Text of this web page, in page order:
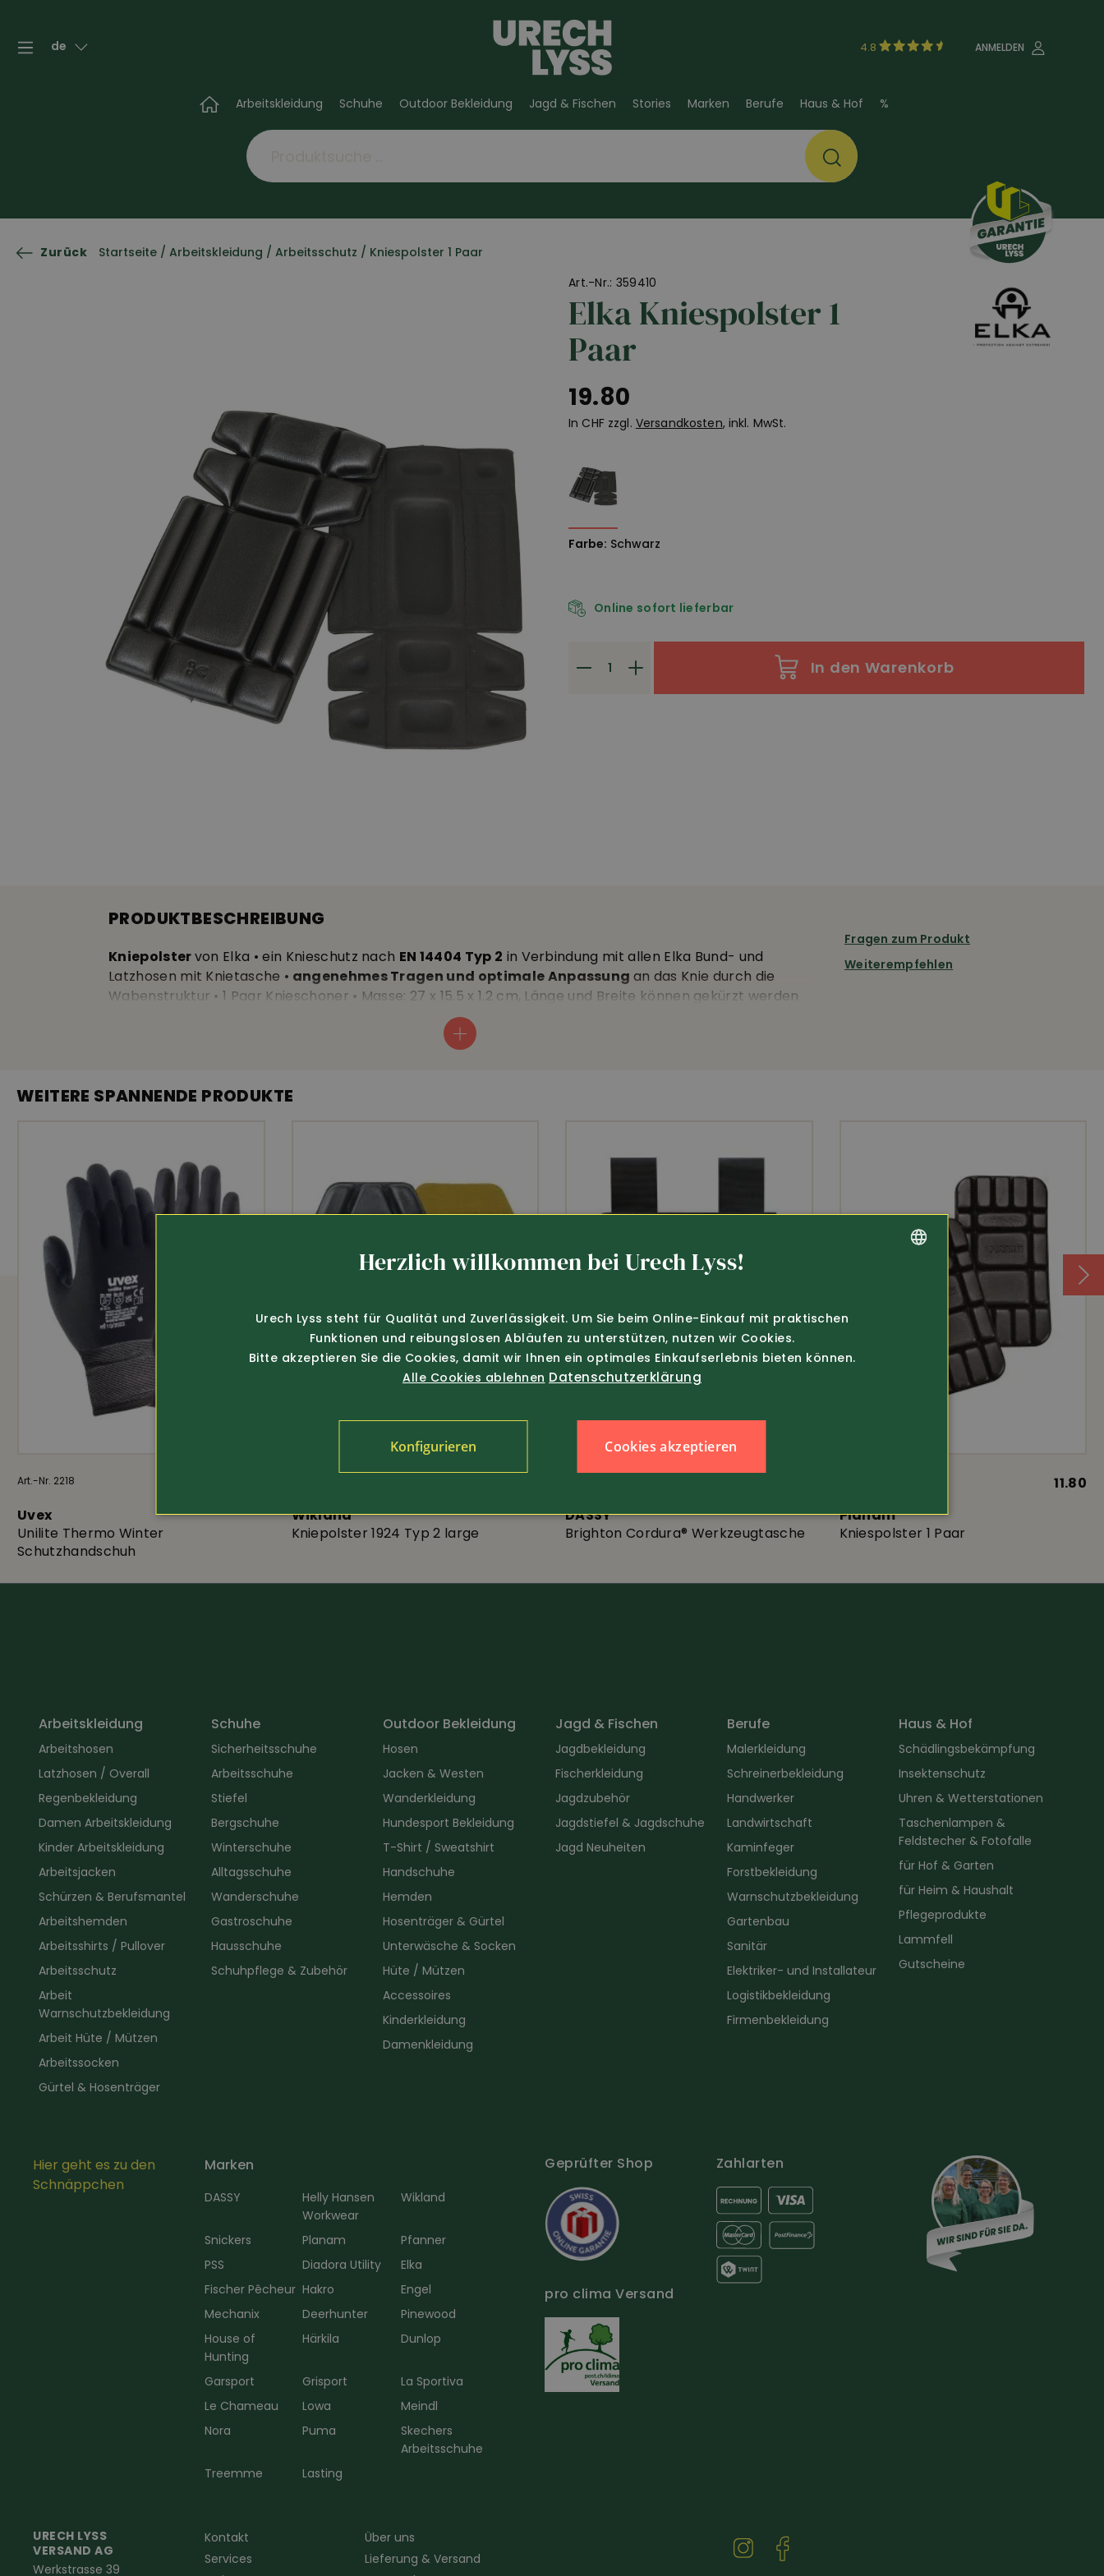
de 4.8 ANMELDEN
Arbeitskleidung Schuhe Outdoor Bekleidung Jagd & Fischen Stories Marken Berufe Haus & Hof %
Zurück Startseite / Arbeitskleidung / Arbeitsschutz / Kniespolster 1 Paar
Art.-Nr.: 359410
Elka Kniespolster 1
Paar
19.80
In CHF zzgl. Versandkosten, inkl. MwSt.
Farbe: Schwarz
Online sofort lieferbar
In den Warenkorb
PRODUKTBESCHREIBUNG
Kniepolstervon Elka • ein Knieschutz nach EN 14404 Typ 2 in Verbindung mit allen Elka Bund- und
Latzhosen mit Knietasche • angenehmes Tragen und optimale Anpassung an das Knie durch die
Wabenstruktur • 1 Paar Knieschoner • Masse: 27 x 15.5 x 1.2 cm, Länge und Breite können gekürzt werden
Fragen zum Produkt
Weiterempfehlen
WEITERE SPANNENDE PRODUKTE
Art.-Nr. 2218
Uvex
Unilite Thermo Winter
Schutzhandschuh
Wikland
Kniepolster 1924 Typ 2 large
DASSY
Brighton Cordura® Werkzeugtasche
11.80
Planam
Kniespolster 1 Paar
Arbeitskleidung
Arbeitshosen
Latzhosen / Overall
Regenbekleidung
Damen Arbeitskleidung
Kinder Arbeitskleidung
Arbeitsjacken
Schürzen & Berufsmantel
Arbeitshemden
Arbeitsshirts / Pullover
Arbeitsschutz
Arbeit
Warnschutzbekleidung
Arbeit Hüte / Mützen
Arbeitssocken
Gürtel & Hosenträger
Schuhe
Sicherheitsschuhe
Arbeitsschuhe
Stiefel
Bergschuhe
Winterschuhe
Alltagsschuhe
Wanderschuhe
Gastroschuhe
Hausschuhe
Schuhpflege & Zubehör
Outdoor Bekleidung
Hosen
Jacken & Westen
Wanderkleidung
Hundesport Bekleidung
T-Shirt / Sweatshirt
Handschuhe
Hemden
Hosenträger & Gürtel
Unterwäsche & Socken
Hüte / Mützen
Accessoires
Kinderkleidung
Damenkleidung
Jagd & Fischen
Jagdbekleidung
Fischerkleidung
Jagdzubehör
Jagdstiefel & Jagdschuhe
Jagd Neuheiten
Berufe
Malerkleidung
Schreinerbekleidung
Handwerker
Landwirtschaft
Kaminfeger
Forstbekleidung
Warnschutzbekleidung
Gartenbau
Sanitär
Elektriker- und Installateur
Logistikbekleidung
Firmenbekleidung
Haus & Hof
Schädlingsbekämpfung
Insektenschutz
Uhren & Wetterstationen
Taschenlampen &
Feldstecher & Fotofalle
für Hof & Garten
für Heim & Haushalt
Pflegeprodukte
Lammfell
Gutscheine
Hier geht es zu den
Schnäppchen
Marken
DASSY
Helly Hansen
Workwear
Wikland
Snickers Planam
Pfanner
PSS
Diadora Utility
Elka
Fischer Pêcheur Hakro
Engel
Mechanix
Deerhunter
Pinewood
House of
Hunting
Härkila Dunlop
Garsport Grisport
La Sportiva
Le Chameau
Lowa
Meindl
Nora
Puma
Skechers
Arbeitsschuhe
Treemme
Lasting
Geprüfter Shop
pro clima Versand
Zahlarten
URECH LYSS
VERSAND AG
Werkstrasse 39
Kontakt
Über uns
Services
Lieferung & Versand
Herzlich willkommen bei Urech Lyss!
Urech Lyss steht für Qualität und Zuverlässigkeit. Um Sie beim Online-Einkauf mit praktischen
Funktionen und reibungslosen Abläufen zu unterstützen, nutzen wir Cookies.
Bitte akzeptieren Sie die Cookies, damit wir Ihnen ein optimales Einkaufserlebnis bieten können.
Alle Cookies ablehnen Datenschutzerklärung
Cookies akzeptieren
Konfigurieren